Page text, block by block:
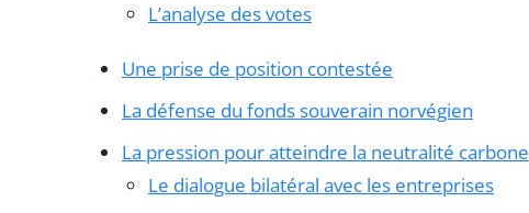
L’analyse des votes
Une prise de position contestée
La défense du fonds souverain norvégien
La pression pour atteindre la neutralité carbone
Le dialogue bilatéral avec les entreprises